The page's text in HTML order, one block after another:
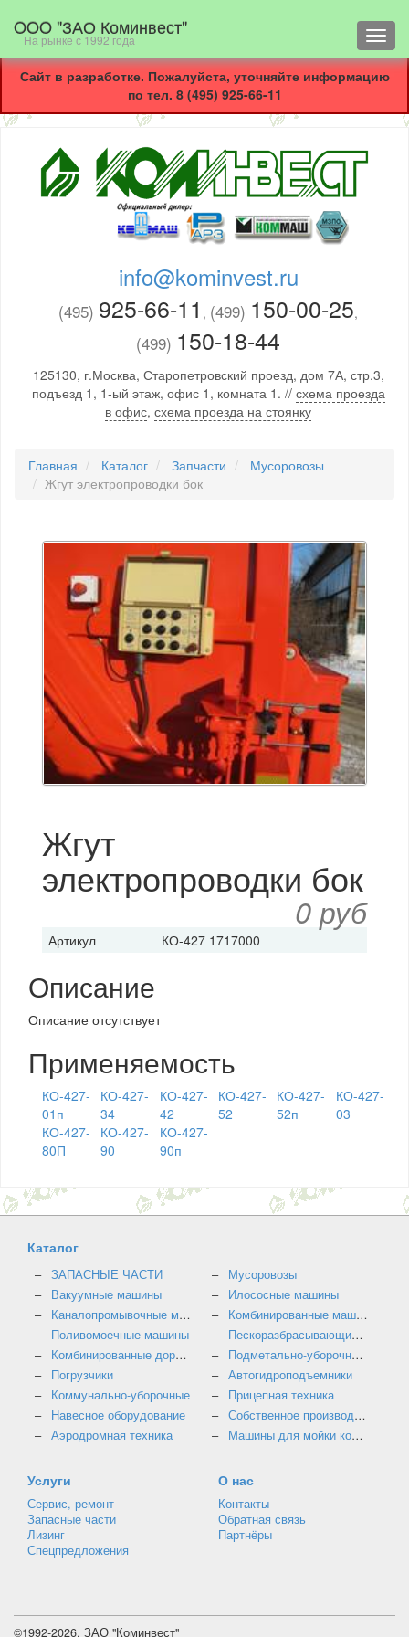
OOO "ЗАО Коминвест"
На рынке с 1992 года
Сайт в разработке. Пожалуйста, уточняйте информацию
по тел. 8 (495) 925-66-11
info@kominvest.ru
(495) 925-66-11 , (499) 150-00-25,
(499) 150-18-44
125130, г.Москва, Старопетровский проезд, дом 7А, стр.3,
подъезд 1, 1-ый этаж, офис 1, комната 1. // схема проезда
в офис, схема проезда на стоянку
Главная Каталог Запчасти
Мусоровозы
Жгут электропроводки бок
Жгут
электропроводки бок
0 руб
Артикул КО-427 1717000
Описание
Описание отсутствует
Применяемость
КО-427-
01п
КО-427-
34
КО-427-
42
КО-427-
52
КО-427-
52п
КО-427-
03
КО-427-
80П
КО-427-
90
КО-427-
90п
Каталог
ЗАПАСНЫЕ ЧАСТИ
Мусоровозы
Вакуумные машины
Илососные машины
Каналопромывочные машины
Комбинированные машины
Поливомоечные машины
Пескоразбрасывающие машины
Комбинированные дорожные машины
Подметально-уборочные машины
Погрузчики
Автогидроподъемники
Коммунально-уборочные
Прицепная техника
Навесное оборудование
Собственное производство
Аэродромная техника
Машины для мойки контейнеров
Услуги
Сервис, ремонт
Запасные части
Лизинг
Спецпредложения
О нас
Контакты
Обратная связь
Партнёры
©1992-2026, ЗАО "Коминвест"